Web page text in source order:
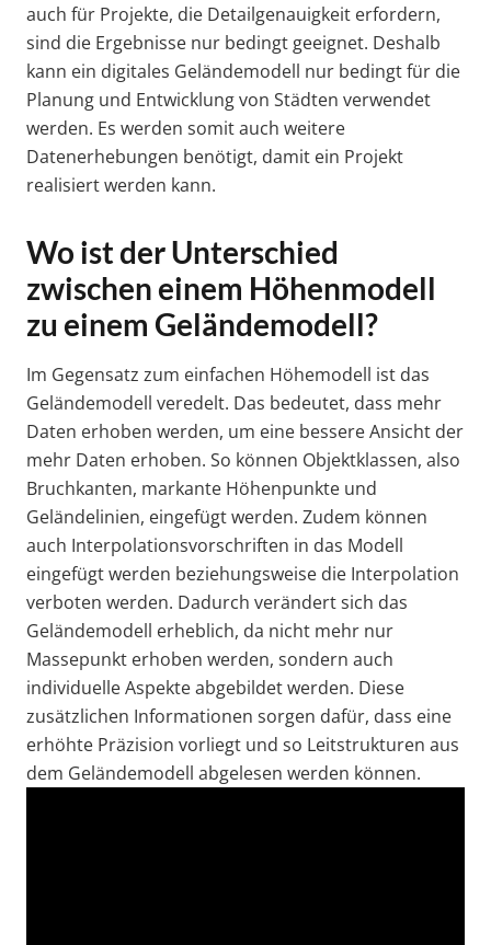
auch für Projekte, die Detailgenauigkeit erfordern,
sind die Ergebnisse nur bedingt geeignet. Deshalb
kann ein digitales Geländemodell nur bedingt für die
Planung und Entwicklung von Städten verwendet
werden. Es werden somit auch weitere
Datenerhebungen benötigt, damit ein Projekt
realisiert werden kann.
Wo ist der Unterschied
zwischen einem Höhenmodell
zu einem Geländemodell?
Im Gegensatz zum einfachen Höhemodell ist das
Geländemodell veredelt. Das bedeutet, dass mehr
Daten erhoben werden, um eine bessere Ansicht der
mehr Daten erhoben. So können Objektklassen, also
Bruchkanten, markante Höhenpunkte und
Geländelinien, eingefügt werden. Zudem können
auch Interpolationsvorschriften in das Modell
eingefügt werden beziehungsweise die Interpolation
verboten werden. Dadurch verändert sich das
Geländemodell erheblich, da nicht mehr nur
Massepunkt erhoben werden, sondern auch
individuelle Aspekte abgebildet werden. Diese
zusätzlichen Informationen sorgen dafür, dass eine
erhöhte Präzision vorliegt und so Leitstrukturen aus
dem Geländemodell abgelesen werden können.